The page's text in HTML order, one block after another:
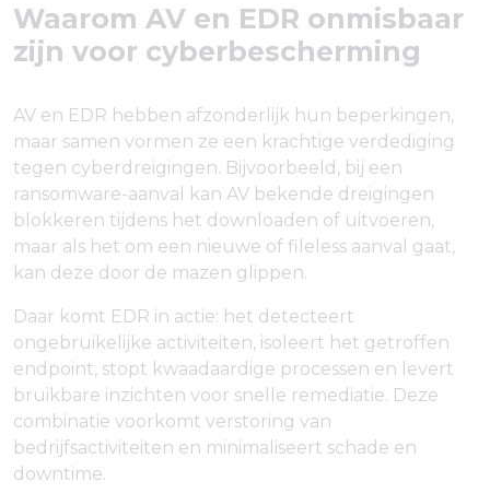
Waarom AV en EDR onmisbaar
zijn voor cyberbescherming
AV en EDR hebben afzonderlijk hun beperkingen,
maar samen vormen ze een krachtige verdediging
tegen cyberdreigingen. Bijvoorbeeld, bij een
ransomware-aanval kan AV bekende dreigingen
blokkeren tijdens het downloaden of uitvoeren,
maar als het om een nieuwe of fileless aanval gaat,
kan deze door de mazen glippen.
Daar komt EDR in actie: het detecteert
ongebruikelijke activiteiten, isoleert het getroffen
endpoint, stopt kwaadaardige processen en levert
bruikbare inzichten voor snelle remediatie. Deze
combinatie voorkomt verstoring van
bedrijfsactiviteiten en minimaliseert schade en
downtime.